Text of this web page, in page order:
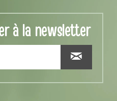
à la newsletter